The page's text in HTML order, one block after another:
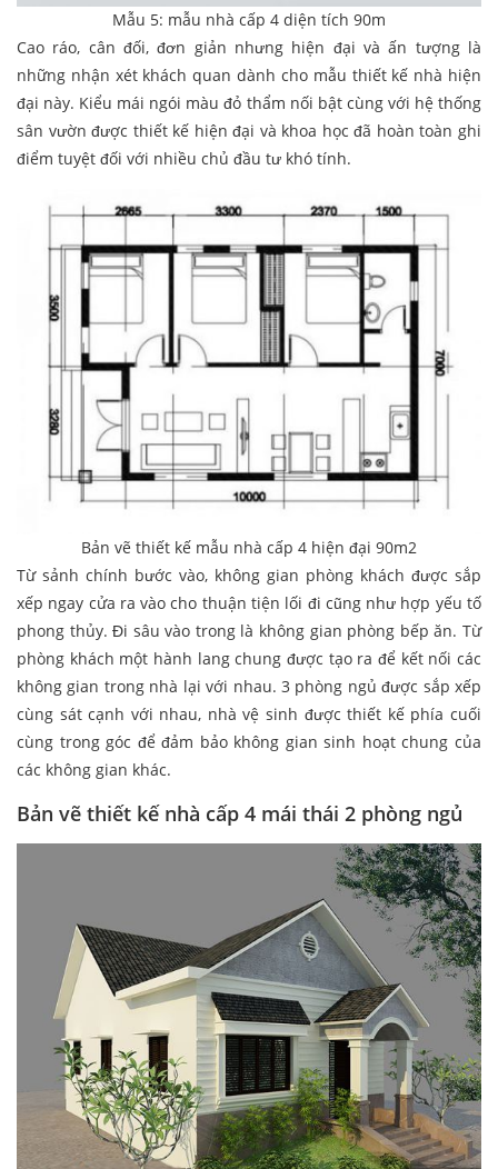
Mẫu 5: mẫu nhà cấp 4 diện tích 90m
Cao ráo, cân đối, đơn giản nhưng hiện đại và ấn tượng là
những nhận xét khách quan dành cho mẫu thiết kế nhà hiện
đại này. Kiểu mái ngói màu đỏ thẩm nối bật cùng với hệ thống
sân vườn được thiết kế hiện đại và khoa học đã hoàn toàn ghi
điểm tuyệt đối với nhiều chủ đầu tư khó tính.
Bản vẽ thiết kế mẫu nhà cấp 4 hiện đại 90m2
Từ sảnh chính bước vào, không gian phòng khách được sắp
xếp ngay cửa ra vào cho thuận tiện lối đi cũng như hợp yếu tố
phong thủy. Đi sâu vào trong là không gian phòng bếp ăn. Từ
phòng khách một hành lang chung được tạo ra để kết nối các
không gian trong nhà lại với nhau. 3 phòng ngủ được sắp xếp
cùng sát cạnh với nhau, nhà vệ sinh được thiết kế phía cuối
cùng trong góc để đảm bảo không gian sinh hoạt chung của
các không gian khác.
Bản vẽ thiết kế nhà cấp 4 mái thái 2 phòng ngủ